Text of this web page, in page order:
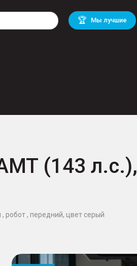
🏆 Мы лучшие
Mitsubishi BMW
Mercedes Benz Volvo
(143 л.с.),
, робот , передний, цвет серый